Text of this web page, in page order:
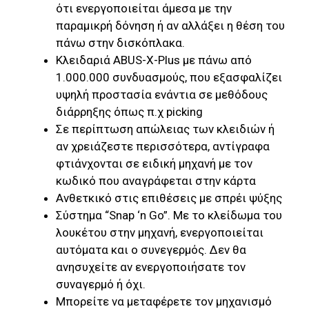
ότι ενεργοποιείται άμεσα με την
παραμικρή δόνηση ή αν αλλάξει η θέση του
πάνω στην δισκόπλακα.
Κλειδαριά ABUS-X-Plus με πάνω από
1.000.000 συνδυασμούς, που εξασφαλίζει
υψηλή προστασία ενάντια σε μεθόδους
διάρρηξης όπως π.χ picking
Σε περίπτωση απώλειας των κλειδιών ή
αν χρειάζεστε περισσότερα, αντίγραφα
φτιάνχονται σε ειδική μηχανή με τον
κωδικό που αναγράφεται στην κάρτα
Ανθετκικό στις επιθέσεις με σπρέι ψύξης
Σύστημα “Snap ‘n Go”. Με το κλείδωμα του
λουκέτου στην μηχανή, ενεργοποιείται
αυτόματα και ο συνεγερμός. Δεν θα
ανησυχείτε αν ενεργοποιήσατε τον
συναγερμό ή όχι.
Μπορείτε να μεταφέρετε τον μηχανισμό